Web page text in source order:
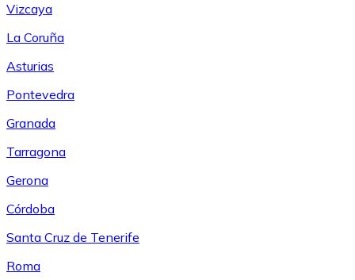
Vizcaya
La Coruña
Asturias
Pontevedra
Granada
Tarragona
Gerona
Córdoba
Santa Cruz de Tenerife
Roma